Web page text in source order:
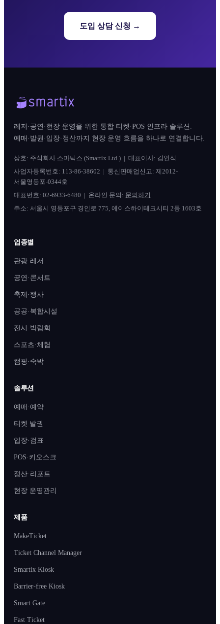
도입 상담 신청 →
레저·공연·현장 운영을 위한 통합 티켓·POS 인프라 솔루션.
예매·발권·입장·정산까지 현장 운영 흐름을 하나로 연결합니다.
상호: 주식회사 스마틱스 (Smartix Ltd.) | 대표이사: 김인석
사업자등록번호: 113-86-38602 | 통신판매업신고: 제2012-
서울영등포-0344호
대표번호: 02-6933-6480 | 온라인 문의: 문의하기
주소: 서울시 영등포구 경인로 775, 에이스하이테크시티 2동 1603호
업종별
관광·레저
공연·콘서트
축제·행사
공공·복합시설
전시·박람회
스포츠·체험
캠핑·숙박
솔루션
예매·예약
티켓 발권
입장·검표
POS·키오스크
정산·리포트
현장 운영관리
제품
MakeTicket
Ticket Channel Manager
Smartix Kiosk
Barrier-free Kiosk
Smart Gate
Fast Ticket